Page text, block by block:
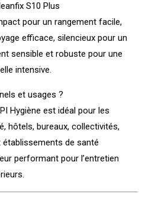
S10 Plus
pour un rangement facile,
efficace, silencieux pour un
sensible et robuste pour une
intensive.
et usages ?
Hygiène est idéal pour les
hôtels, bureaux, collectivités,
de santé
performant pour l’entretien